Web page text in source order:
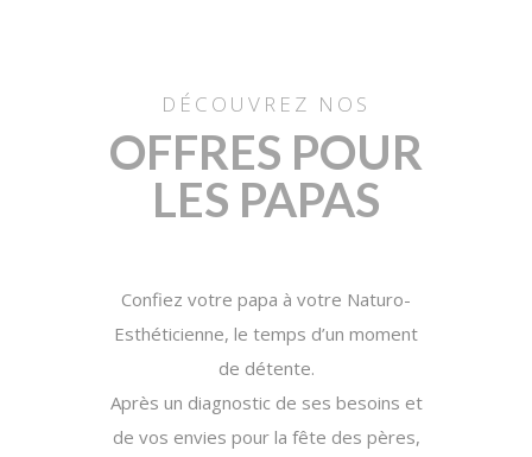
DÉCOUVREZ NOS
OFFRES POUR
LES PAPAS
Confiez votre papa à votre Naturo-
Esthéticienne, le temps d’un moment
de détente.
Après un diagnostic de ses besoins et
de vos envies pour la fête des pères,